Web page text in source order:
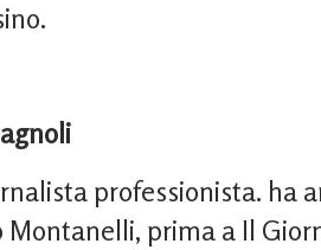
professionista. ha
prima a Il